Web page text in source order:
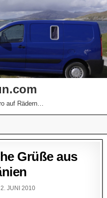
auf Rädern…
Grüße aus
JUNI 2010